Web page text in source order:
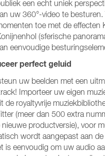
een echt uniek
uw 360°-video te besturen.
toe met de effecten
(sferische
eenvoudige
perfect geluid
uw beelden met een
Importeer uw eigen
de royaltyvrije
(meer dan 500 extra
nieuwe productversie), voor
wordt aangepast aan
is eenvoudig om uw audio